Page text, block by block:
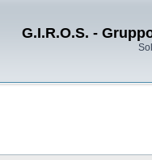
G.I.R.O.S. -